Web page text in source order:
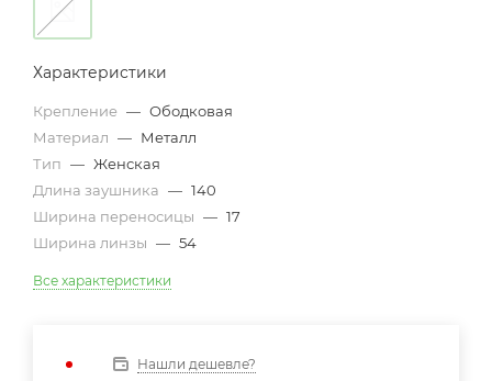
Характеристики
Крепление — Ободковая
Материал — Металл
Тип — Женская
Длина заушника — 140
Ширина переносицы — 17
Ширина линзы — 54
Все характеристики
Нашли дешевле?